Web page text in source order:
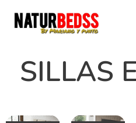
SILLAS